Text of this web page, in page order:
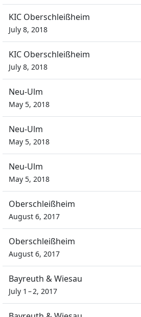
KIC Oberschleißheim
July 8, 2018
KIC Oberschleißheim
July 8, 2018
Neu-Ulm
May 5, 2018
Neu-Ulm
May 5, 2018
Neu-Ulm
May 5, 2018
Oberschleißheim
August 6, 2017
Oberschleißheim
August 6, 2017
Bayreuth & Wiesau
July 1 – 2, 2017